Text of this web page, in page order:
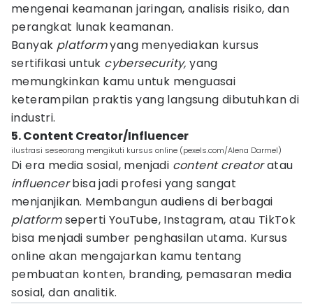
mengenai keamanan jaringan, analisis risiko, dan
perangkat lunak keamanan.
Banyak platformyang menyediakan kursus
sertifikasi untuk cybersecurity, yang
memungkinkan kamu untuk menguasai
keterampilan praktis yang langsung dibutuhkan di
industri.
5. Content Creator/Influencer
ilustrasi seseorang mengikuti kursus online (pexels.com/Alena Darmel)
Di era media sosial, menjadi content creatoratau
influencerbisa jadi profesi yang sangat
menjanjikan. Membangun audiens di berbagai
platformseperti YouTube, Instagram, atau TikTok
bisa menjadi sumber penghasilan utama. Kursus
online akan mengajarkan kamu tentang
pembuatan konten, branding, pemasaran media
sosial, dan analitik.